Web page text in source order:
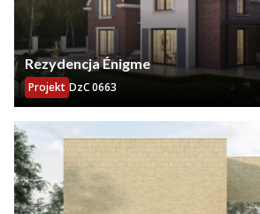
Rezydencja Énigme
Projekt DzC 0663